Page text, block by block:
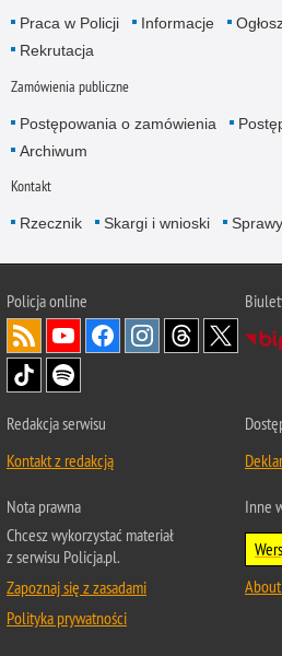
Praca w Policji Informacje
Rekrutacja
Zamówienia publiczne
Postępowania o zamówienia
Archiwum
Kontakt
Rzecznik Skargi i wnioski
Policjaonline
Redakcja serwisu
Kontakt z redakcją
Nota prawna
Chcesz wykorzystać materiał
z serwisu Policja.pl.
Zapoznaj się z zasadami
Polityka prywatności
Inne